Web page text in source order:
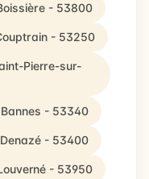
- 53800
- 53250
Pierre-sur-
- 53340
- 53400
- 53950